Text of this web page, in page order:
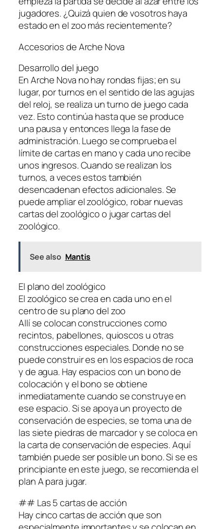
jugadores. ¿Quizá quien de vosotros haya
estado en el zoo más recientemente?
Accesorios de Arche Nova
Desarrollo del juego
En Arche Nova no hay rondas fijas; en su
lugar, por turnos en el sentido de las agujas
del reloj, se realiza un turno de juego cada
vez. Esto continúa hasta que se produce
una pausa y entonces llega la fase de
administración. Luego se comprueba el
límite de cartas en mano y cada uno recibe
unos ingresos. Cuando se realizan los
turnos, a veces estos también
desencadenan efectos adicionales. Se
puede ampliar el zoológico, robar nuevas
cartas del zoológico o jugar cartas del
zoológico.
See also Mantis
El plano del zoológico
El zoológico se crea en cada uno en el
centro de su plano del zoo
Allí se colocan construcciones como
recintos, pabellones, quioscos u otras
construcciones especiales. Donde no se
puede construir es en los espacios de roca
y de agua. Hay espacios con un bono de
colocación y el bono se obtiene
inmediatamente cuando se construye en
ese espacio. Si se apoya un proyecto de
conservación de especies, se toma una de
las siete piedras de marcador y se coloca en
la carta de conservación de especies. Aquí
también puede ser posible un bono. Si se es
principiante en este juego, se recomienda el
plan A para jugar.
## Las 5 cartas de acción
Hay cinco cartas de acción que son